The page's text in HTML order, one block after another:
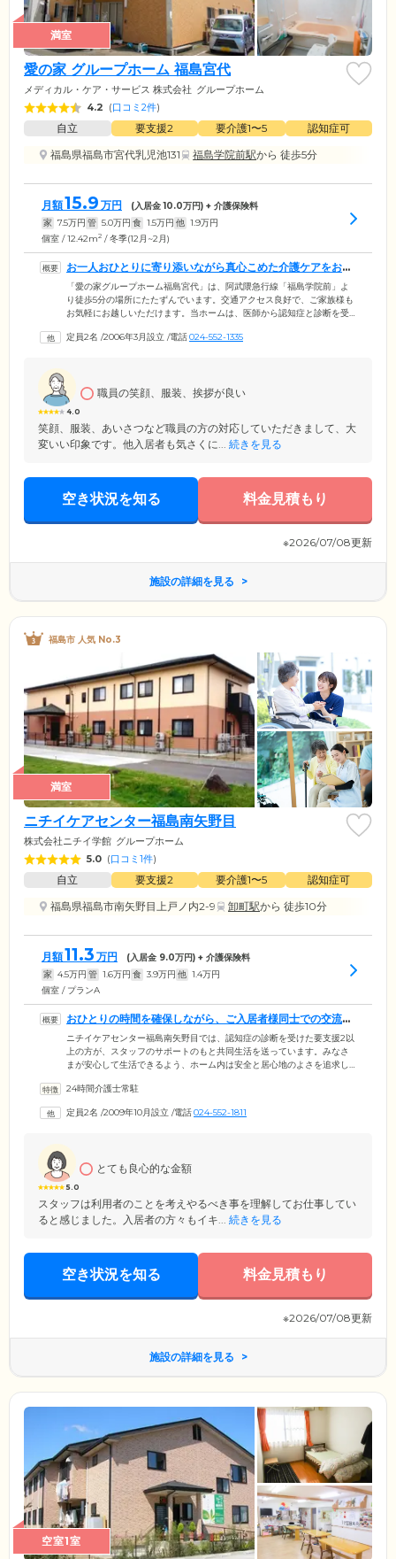
満室
愛の家 グループホーム 福島宮代
メディカル・ケア・サービス 株式会社 グループホーム
4.2 (口コミ2件)
自立 要支援2 要介護1〜5
認知症可
福島県福島市宮代乳児池131
福島学院前駅から 徒歩5分
月額15.9 万円 (入居金10.0万円) + 介護保険料
家 7.5万円 管 5.0万円 食 1.5万円 他 1.9万円
個室 / 12.42m2 / 冬季(12月~2月)
お一人おひとりに寄り添いながら真心こめた介護ケアをお届
けします
「愛の家グループホーム福島宮代」は、阿武隈急行線「福島学院前」よ
り徒歩5分の場所にたたずんでいます。交通アクセス良好で、ご家族様も
お気軽にお越しいただけます。当ホームは、医師から認知症と診断を受
また、より細やかなケアが行えるよう「ユニット制」を導入。ご入居者
お一人おひとりのお気持ちに寄り添います。どうぞ安心してお過ごしく
ださい。
定員2名 /2006年3月設立 /電話024-552-1335
4.0
職員の笑顔、服装、挨拶が良い
笑顔、服装、あいさつなど職員の方の対応していただきまして、大
変いい印象です。他入居者も気さくに... 続きを見る
空き状況を知る 料金見積もり
※2026/07/08更新
施設の詳細を見る
福島市 人気 No.3
満室
ニチイケアセンター福島南矢野目
株式会社ニチイ学館 グループホーム
5.0 (口コミ1件)
自立 要支援2 要介護1〜5
認知症可
福島県福島市南矢野目上戸ノ内2-9
卸町駅から 徒歩10分
月額11.3 万円 (入居金 9.0万円) + 介護保険料
家 4.5万円 管 1.6万円 食 3.9万円 他 1.4万円
個室 / プランA
おひとりの時間を確保しながら、ご入居者様同士での交流も
行える住まいです
ニチイケアセンター福島南矢野目では、認知症の診断を受けた要支援2以
上の方が、スタッフのサポートのもと共同生活を送っています。みなさ
まが安心して生活できるよう、ホーム内は安全と居心地のよさを追求し
くつろげる個室をご用意しました。共有スペースのリビング兼食堂は、
時間をお過ごしください。晴れた日にはテラスでお茶を飲むことや、ガ
24時間介護士常駐
定員2名 /2009年10月設立 /電話024-552-1811
5.0
とても良心的な金額
スタッフは利用者のことを考えやるべき事を理解してお仕事してい
ると感じました。入居者の方々もイキ... 続きを見る
空き状況を知る 料金見積もり
※2026/07/08更新
施設の詳細を見る
空室1室